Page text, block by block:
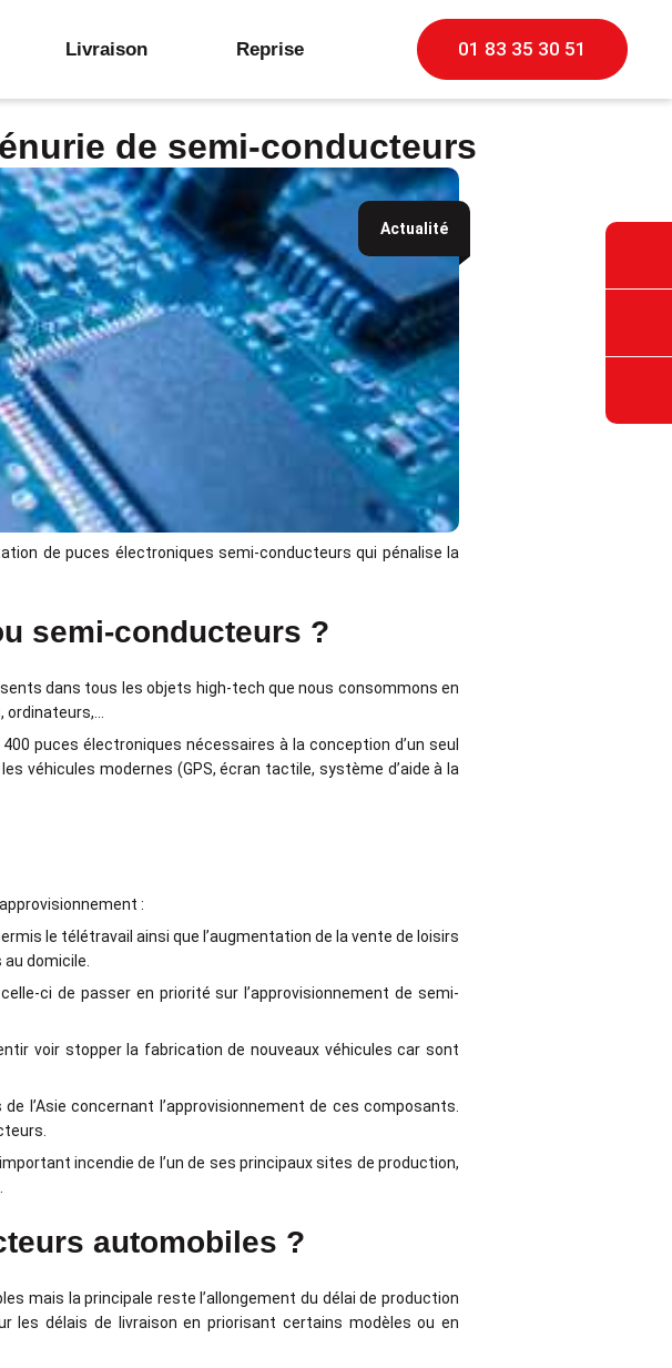
Livraison Reprise 01 83 35 30 51
de semi-conducteurs
Actualité
de puces électroniques semi-conducteurs qui pénalise la
semi-conducteurs ?
dans tous les objets high-tech que nous consommons en
puces électroniques nécessaires à la conception d’un seul
véhicules modernes (GPS, écran tactile, système d’aide à la
:
le télétravail ainsi que l’augmentation de la vente de loisirs
domicile.
ci de passer en priorité sur l’approvisionnement de semi-
voir stopper la fabrication de nouveaux véhicules car sont
l’Asie concernant l’approvisionnement de ces composants.
incendie de l’un de ses principaux sites de production,
automobiles ?
mais la principale reste l’allongement du délai de production
les délais de livraison en priorisant certains modèles ou en